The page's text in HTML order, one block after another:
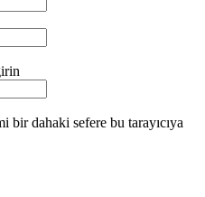
bir dahaki sefere bu tarayıcıya